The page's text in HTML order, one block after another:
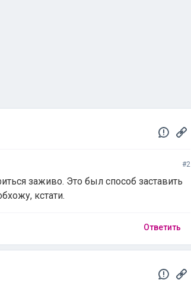
#2
заживо. Это был способ заставить
кстати.
Ответить